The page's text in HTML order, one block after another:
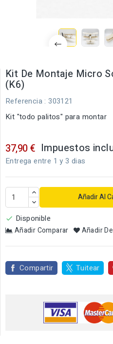
Kit De Montaje Micro
(K6)
Referencia : 303121
Kit "todo palitos" para montar
37,90 € Impuestos
Entrega entre 1 y 3 dias
Añadir Al
 Disponible
Añadir Comparar Añadir
Compartir Tuitear